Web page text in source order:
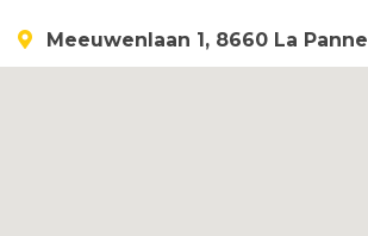
Meeuwenlaan 1, 8660 La Panne